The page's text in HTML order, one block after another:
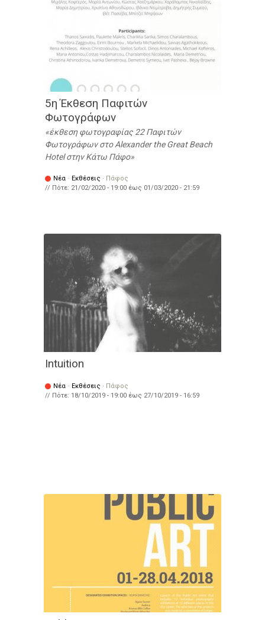
5η Έκθεση Παφιτών
Φωτογράφων
έκθεση φωτογραφίας 22 Παφιτών
Φωτογράφων στο Alexander the Great Beach
Hotel στην Κάτω Πάφο
Νέα · Εκθέσεις · Πάφος
// Πότε: 21/02/2020 - 19:00 έως 01/03/2020 - 21:59
Intuition
Νέα · Εκθέσεις · Πάφος
// Πότε: 18/10/2019 - 19:00 έως 27/10/2019 - 16:59